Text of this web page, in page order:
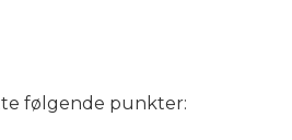
følgende punkter: